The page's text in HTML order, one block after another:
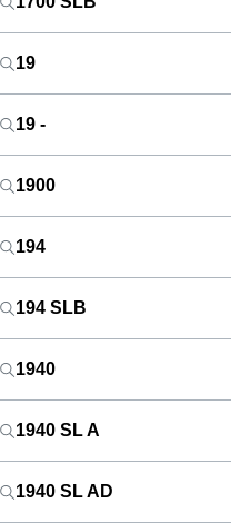
19
19 -
1900
194
194 SLB
1940
1940 SL A
1940 SL AD